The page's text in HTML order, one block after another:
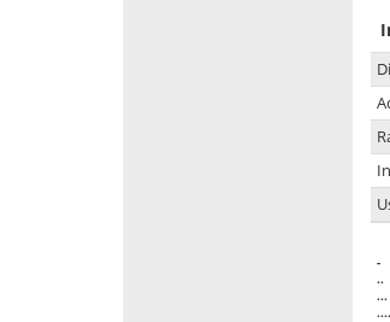
-
..
...
....